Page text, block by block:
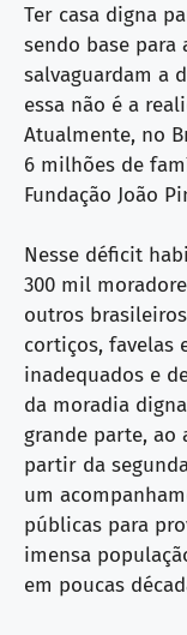
Ter casa digna
sendo base
salvaguardam a
essa não é a
Atualmente, no
6 milhões de
Fundação João
Nesse déficit
300 mil
outros
cortiços, favelas
inadequados e
da moradia
grande parte, ao
partir da
um
públicas para
imensa
em poucas